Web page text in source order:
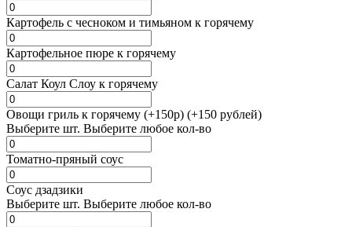
Картофель с чесноком и тимьяном к горячему
Картофельное пюре к горячему
Салат Коул Слоу к горячему
Овощи гриль к горячему (+150р) (+150 рублей)
Выберите шт. Выберите любое кол-во
Томатно-пряный соус
Соус дзадзики
Выберите шт. Выберите любое кол-во